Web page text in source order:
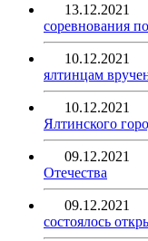
13.12.2021
соревнования
10.12.2021
ялтинцам
10.12.2021
Ялтинского
09.12.2021
Отечества
09.12.2021
состоялось